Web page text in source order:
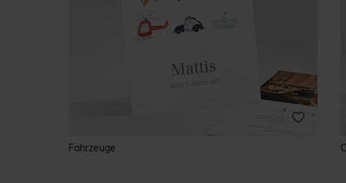
Fahrzeuge